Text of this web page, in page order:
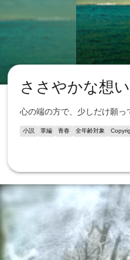
ささやかな想い
心の端の方で、少しだけ願っ
小説 掌編 青春 全年齢対象